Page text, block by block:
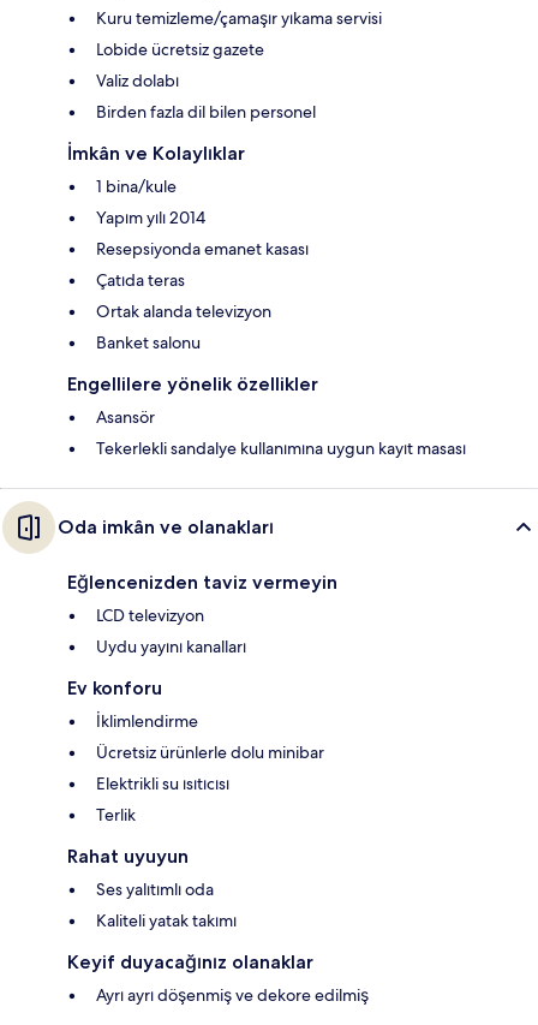
Kuru temizleme/çamaşır yıkama servisi
Lobide ücretsiz gazete
Valiz dolabı
Birden fazla dil bilen personel
İmkân ve Kolaylıklar
1 bina/kule
Yapım yılı 2014
Resepsiyonda emanet kasası
Çatıda teras
Ortak alanda televizyon
Banket salonu
Engellilere yönelik özellikler
Asansör
Tekerlekli sandalye kullanımına uygun kayıt masası
Oda imkân ve olanakları
Eğlencenizden taviz vermeyin
LCD televizyon
Uydu yayını kanalları
Ev konforu
İklimlendirme
Ücretsiz ürünlerle dolu minibar
Elektrikli su ısıtıcısı
Terlik
Rahat uyuyun
Ses yalıtımlı oda
Kaliteli yatak takımı
Keyif duyacağınız olanaklar
Ayrı ayrı döşenmiş ve dekore edilmiş